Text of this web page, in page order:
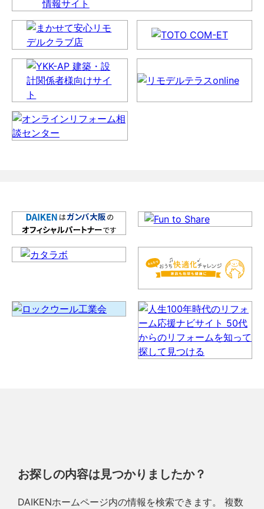
お探しの内容は見つかりましたか？
DAIKENホームページ内の情報を検索できます。 複数